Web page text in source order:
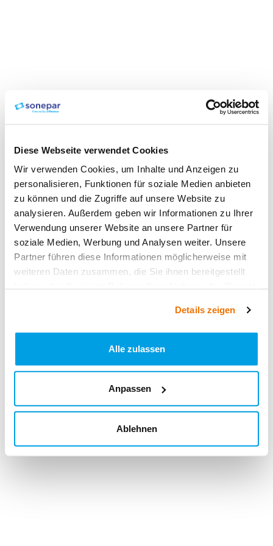
Diese Webseite verwendet Cookies
Wir verwenden Cookies, um Inhalte und Anzeigen zu
personalisieren, Funktionen für soziale Medien anbieten
zu können und die Zugriffe auf unsere Website zu
analysieren. Außerdem geben wir Informationen zu Ihrer
Verwendung unserer Website an unsere Partner für
soziale Medien, Werbung und Analysen weiter. Unsere
Partner führen diese Informationen möglicherweise mit
weiteren Daten zusammen, die Sie ihnen bereitgestellt
Details zeigen
Alle zulassen
Anpassen
Ablehnen